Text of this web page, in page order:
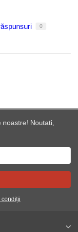
0
Noutati,
condiții